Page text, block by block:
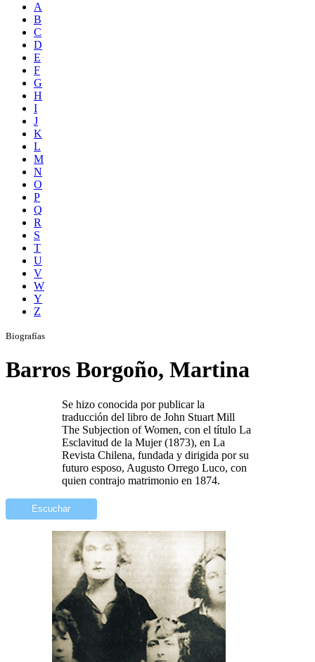
A
B
C
D
E
F
G
H
I
J
K
L
M
N
O
P
Q
R
S
T
U
V
W
Y
Z
Biografías
Barros Borgoño, Martina
Se hizo conocida por publicar la
traducción del libro de John Stuart Mill
The Subjection of Women, con el título La
Esclavitud de la Mujer (1873), en La
Revista Chilena, fundada y dirigida por su
futuro esposo, Augusto Orrego Luco, con
quien contrajo matrimonio en 1874.
Escuchar